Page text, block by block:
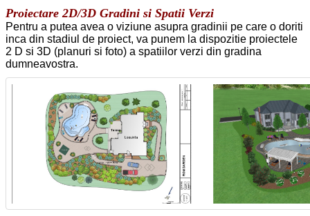
Proiectare 2D/3D Gradini si Spatii Verzi
Pentru a putea avea o viziune asupra gradinii pe care o doriti
inca din stadiul de proiect, va punem la dispozitie proiectele
2 D si 3D (planuri si foto) a spatiilor verzi din gradina
dumneavostra.